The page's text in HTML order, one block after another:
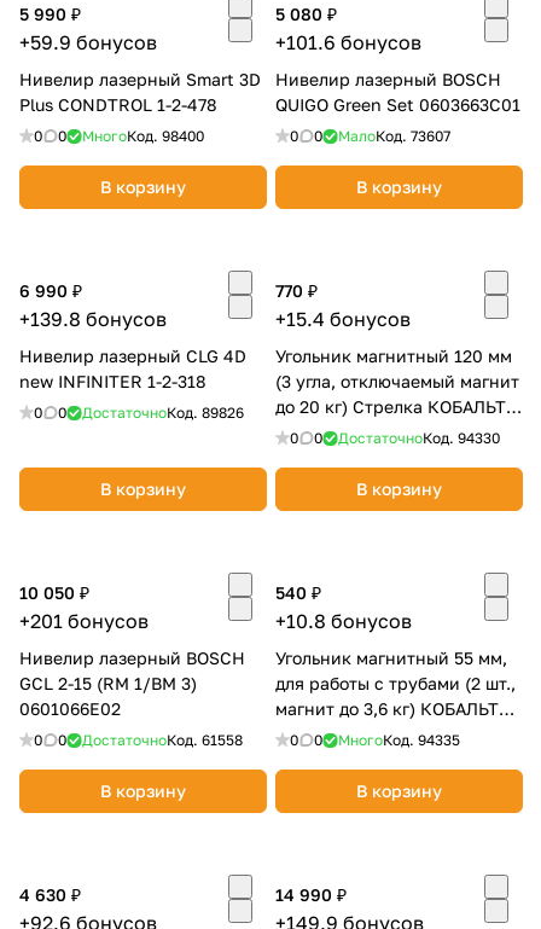
5 990 ₽
+59.9 бонусов
Нивелир лазерный Smart 3D
Plus CONDTROL 1-2-478
0 0 МногоКод. 98400
В корзину
5 080 ₽
+101.6 бонусов
Нивелир лазерный BOSCH
QUIGO Green Set 0603663C01
0 0 МалоКод. 73607
В корзину
6 990 ₽
+139.8 бонусов
Нивелир лазерный CLG 4D
new INFINITER 1-2-318
0 0 ДостаточноКод. 89826
В корзину
770 ₽
+15.4 бонусов
Угольник магнитный 120 мм
(3 угла, отключаемый магнит
до 20 кг) Стрелка КОБАЛЬТ
919-463
0 0 ДостаточноКод. 94330
В корзину
10 050 ₽
+201 бонусов
Нивелир лазерный BOSCH
GCL 2-15 (RM 1/BM 3)
0601066E02
0 0 ДостаточноКод. 61558
В корзину
540 ₽
+10.8 бонусов
Угольник магнитный 55 мм,
для работы с трубами (2 шт.,
магнит до 3,6 кг) КОБАЛЬТ
919-517
0 0 МногоКод. 94335
В корзину
4 630 ₽
+92.6 бонусов
14 990 ₽
+149.9 бонусов